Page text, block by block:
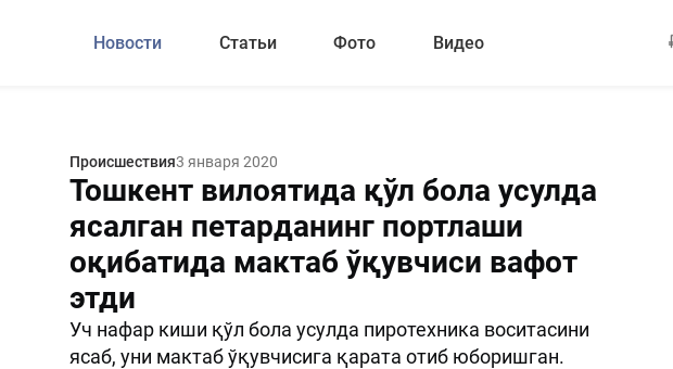
Новости Статьи Фото Видео
Происшествия3 января 2020
Тошкент вилоятида қўл бола усулда
ясалган петарданинг портлаши
оқибатида мактаб ўқувчиси вафот
этди
Уч нафар киши қўл бола усулда пиротехника воситасини
ясаб, уни мактаб ўқувчисига қарата отиб юборишган.